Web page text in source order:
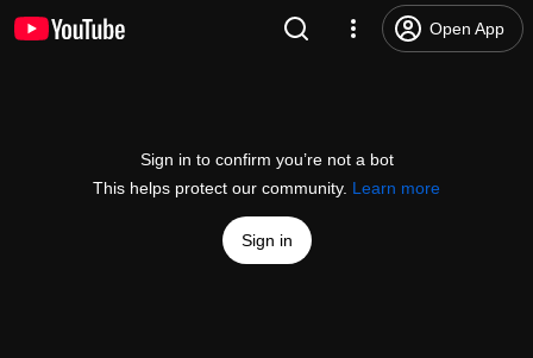
Open App
Sign in to confirm you’re not a bot
This helps protect our community. Learn more
Sign in